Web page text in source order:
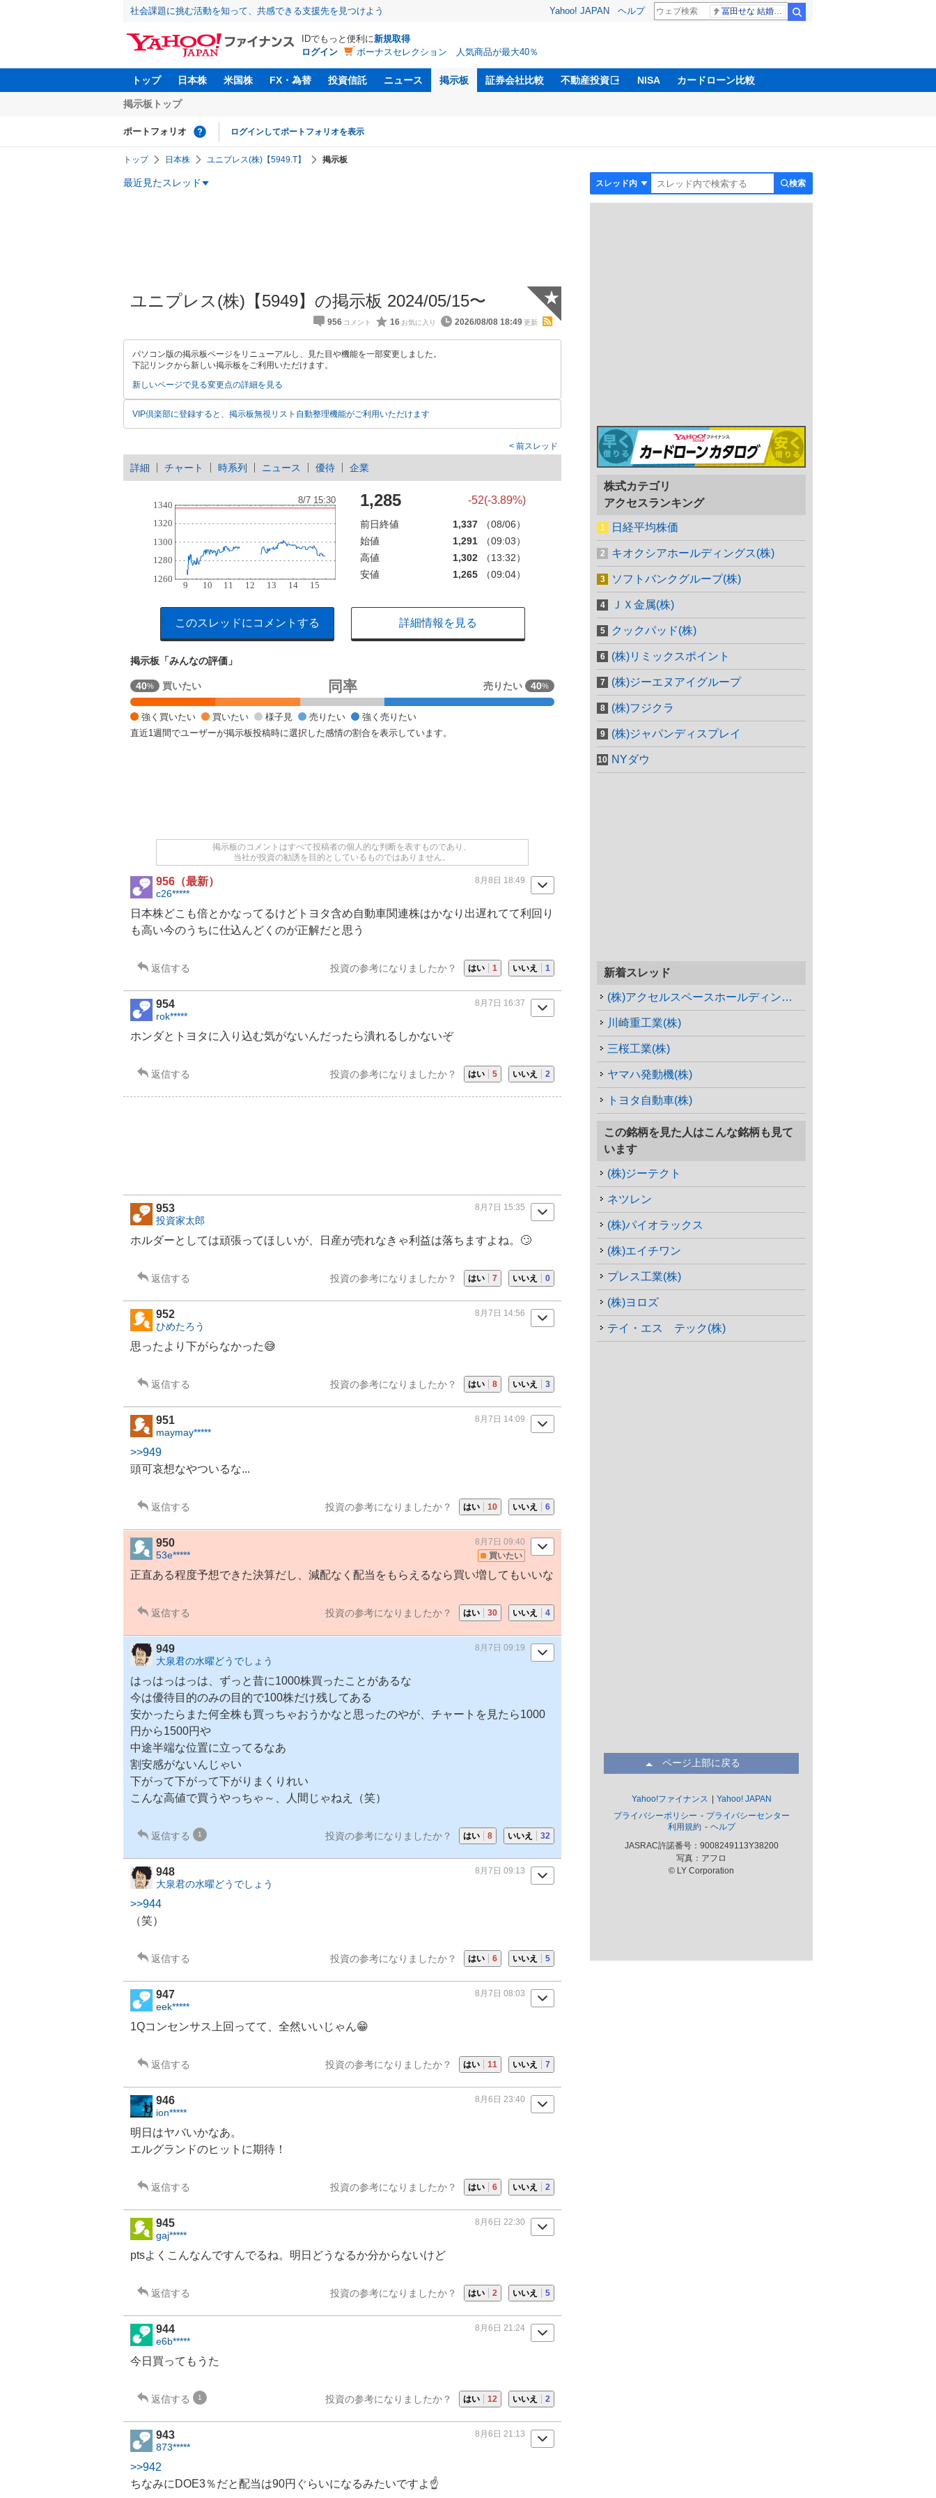
社会課題に挑む活動を知って、共感できる支援先を見つけよう Yahoo! JAPAN ヘルプ
IDでもっと便利に新規取得
ログイン
ボーナスセレクション 人気商品が最大40％
トップ 日本株 米国株 FX・為替 投資信託 ニュース 掲示板 証券会社比較 不動産投資 NISA カードローン比較
掲示板トップ
ポートフォリオ ログインしてポートフォリオを表示
トップ 日本株 ユニプレス(株)【5949.T】 掲示板
最近見たスレッド 検索
ユニプレス(株)【5949】の掲示板 2024/05/15〜
956 16 2026/08/08 18:49
★
パソコン版の掲示板ページをリニューアルし、見た目や機能を一部変更しました。
下記リンクから新しい掲示板をご利用いただけます。
新しいページで見る変更点の詳細を見る
VIP倶楽部に登録すると、掲示板無視リスト自動整理機能がご利用いただけます
前スレッド
詳細 チャート 時系列 ニュース 優待 企業
1,285 -52(-3.89%)
前日終値 1,337
（08/06）
始値
1,291
（09:03）
高値
1,302
（13:32）
安値
1,265 （09:04）
このスレッドにコメントする 詳細情報を見る
掲示板「みんなの評価」
強
く
買
い
た
%
,
様
子
%
,
強
売
た
4
40% 買いたい 同率 売りたい 40%
強く買いたい 買いたい 様子見 売りたい
強く売りたい
直近1週間でユーザーが掲示板投稿時に選択した感情の割合を表示しています。
掲示板のコメントはすべて投稿者の個人的な判断を表すものであり、
当社が投資の勧誘を目的としているものではありません。
956（最新）
c26*****
8月8日 18:49
日本株どこも倍とかなってるけど トヨタ含め自動車関連株はかなり出遅れてて利回り
も高い今のうちに仕込んどくのが正解だと思う
返信する 投資の参考になりましたか？ はい 1 いいえ 1
954
rok*****
8月7日 16:37
ホンダと トヨタに入り込む気がないんだったら潰れるしかないぞ
返信する 投資の参考になりましたか？ はい 5 いいえ 2
953
投資家太郎
8月7日 15:35
ホルダーとしては頑張ってほしいが、 日産が売れなきゃ利益は落ちますよね。🙄
返信する 投資の参考になりましたか？ はい 7 いいえ 0
952
ひめたろう
8月7日 14:56
思ったより下がらなかった😅
返信する 投資の参考になりましたか？ はい 8 いいえ 3
951
maymay*****
8月7日 14:09
>>949
頭可哀想なやついるな...
返信する 投資の参考になりましたか？ はい 10 いいえ 6
950
53e***** 買いたい
8月7日 09:40
正直ある程度予想できた決算だし、減配なく配当をもらえるなら買い増してもいいな
返信する 投資の参考になりましたか？ はい 30 いいえ 4
949
大泉君の水曜どうでしょう
8月7日 09:19
はっはっはっは、ずっと昔に1000株買ったことがあるな
今は優待目的のみの目的で100株だけ残してある
安かったらまた何全株も買っちゃおうかなと思ったのやが、チャートを見たら1000
円から1500円や
中途半端な位置に立ってるなあ
割安感がないんじゃい
下がって下がって下がりまくりれい
こんな高値で買うやっちゃ～、人間じゃねえ（笑）
返信する 1 投資の参考になりましたか？ はい 8 いいえ 32
948
大泉君の水曜どうでしょう
8月7日 09:13
>>944
（笑）
返信する 投資の参考になりましたか？ はい 6 いいえ 5
947
eek*****
8月7日 08:03
1Qコンセンサス上回ってて、全然いいじゃん😁
返信する 投資の参考になりましたか？ はい 11 いいえ 7
946
ion*****
8月6日 23:40
明日はヤバいかなあ。
エルグランドのヒット に期待！
返信する 投資の参考になりましたか？ はい 6 いいえ 2
945
gaj*****
8月6日 22:30
ptsよくこんなんですんでるね。明日どうなるか分からないけど
返信する 投資の参考になりましたか？ はい 2 いいえ 5
944
e6b*****
8月6日 21:24
今日買ってもうた
返信する 1 投資の参考になりましたか？ はい 12 いいえ 2
943
873*****
8月6日 21:13
>>942
ちなみにDOE3％だと配当は90円ぐらいになるみたいですよ☝
株式カテゴリ
アクセスランキング
日経平均株価
キオクシアホールディングス(株)
ソフトバンクグループ(株)
ＪＸ金属(株)
クックパッド(株)
(株)リミックスポイント
(株)ジーエヌアイグループ
(株)フジクラ
(株)ジャパンディスプレイ
NYダウ
新着スレッド
(株)アクセルスペースホールディングス
川崎重工業(株)
三桜工業(株)
ヤマハ発動機(株)
トヨタ自動車(株)
この銘柄を見た人はこんな銘柄も見て
います
(株)ジーテクト
ネツレン
(株)パイオラックス
(株)エイチワン
プレス工業(株)
(株)ヨロズ
テイ・エス テック(株)
ページ上部に戻る
Yahoo!ファイナンス
Yahoo! JAPAN
プライバシーポリシー
プライバシーセンター
利用規約
ヘルプ
JASRAC許諾番号：9008249113Y38200
写真：アフロ
© LY Corporation